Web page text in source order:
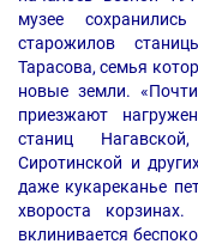
музее
старожилов
Тарасова, семья
новые земли.
приезжают
станиц Нагавской,
Сиротинской и
даже кукареканье
хвороста
вклинивается